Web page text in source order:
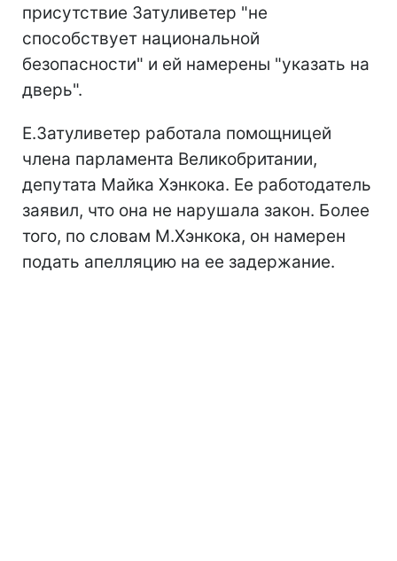
присутствие Затуливетер "не
способствует национальной
безопасности" и ей намерены "указать на
дверь".
Е.Затуливетер работала помощницей
члена парламента Великобритании,
депутата Майка Хэнкока. Ее работодатель
заявил, что она не нарушала закон. Более
того, по словам М.Хэнкока, он намерен
подать апелляцию на ее задержание.